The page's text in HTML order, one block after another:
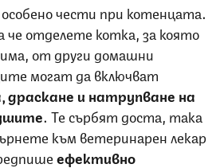
особено чести при котенцата.
че отделете котка, за която
от други домашни
могат да включват
драскане и натрупване на
. Те сърбят доста, така
към ветеринарен лекар
ефективно